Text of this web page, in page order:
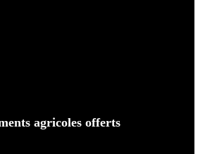
agricoles offerts